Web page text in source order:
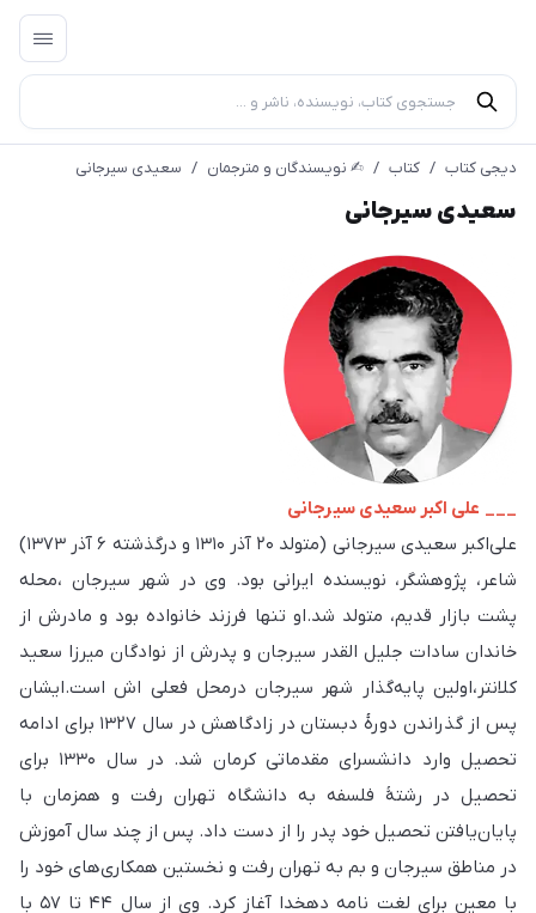
دیجی کتاب / کتاب / ✍︎ نویسندگان و مترجمان / سعیدی سیرجانی
سعیدی سیرجانی
___ علی‌ اکبر سعیدی سیرجانی
علی‌اکبر سعیدی سیرجانی (متولد ۲۰ آذر ۱۳۱۰ و درگذشته ۶ آذر ۱۳۷۳)
شاعر، پژوهشگر، نویسنده ایرانی بود. وی در شهر سیرجان ،محله
پشت بازار قدیم، متولد شد.او تنها فرزند خانواده بود و مادرش از
خاندان سادات جلیل القدر سیرجان و پدرش از نوادگان میرزا سعید
کلانتر،اولین پایه‌گذار شهر سیرجان درمحل فعلی اش است.ایشان
پس از گذراندن دورهٔ دبستان در زادگاهش در سال ۱۳۲۷ برای ادامه
تحصیل وارد دانشسرای مقدماتی کرمان شد. در سال ۱۳۳۰ برای
تحصیل در رشتهٔ فلسفه به دانشگاه تهران رفت و همزمان با
پایان‌یافتن تحصیل خود پدر را از دست داد. پس از چند سال آموزش
در مناطق سیرجان و بم به تهران رفت و نخستین همکاری‌های خود را
با معین برای لغت نامه دهخدا آغاز کرد. وی از سال ۴۴ تا ۵۷ با